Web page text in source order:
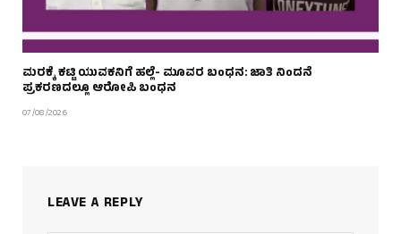
ಮರಕ್ಕೆ ಕಟ್ಟಿ ಯುವಕನಿಗೆ ಹಲ್ಲೆ- ಮೂವರ ಬಂಧನ: ಜಾತಿ ನಿಂದನೆ
ಪ್ರಕರಣದಲ್ಲೂ ಆರೋಪಿ ಬಂಧನ
07/08/2026
LEAVE A REPLY